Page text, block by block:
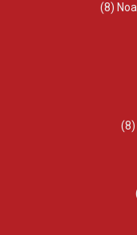
(8)
(8)